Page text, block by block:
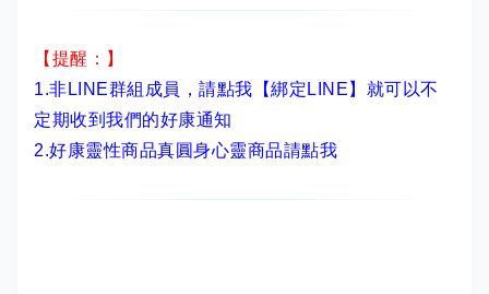
【提醒：】
1.非LINE群組成員， 請點我【綁定LINE】 就可以不
定期收到我們的好康通知
2.好康靈性商品真圓身心靈商品請點我